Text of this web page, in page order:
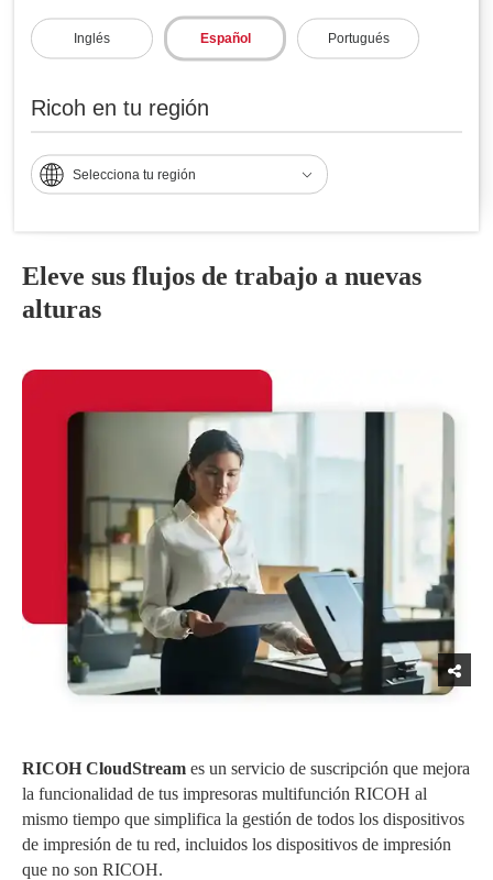
Inglés Español Portugués
Ricoh en tu región
Selecciona tu región
Eficiencia sin límites
RICOH CloudStream permite llevar a cabo unas
centros, incluso con un ancho de banda limitado, de
modo que los usuarios pueden imprimir desde su
dispositivo en cualquier impresora, de forma segura.
Eleve sus flujos de trabajo a nuevas
alturas
RICOH CloudStream es un servicio de suscripción que mejora
la funcionalidad de tus impresoras multifunción RICOH al
mismo tiempo que simplifica la gestión de todos los dispositivos
de impresión de tu red, incluidos los dispositivos de impresión
que no son RICOH.